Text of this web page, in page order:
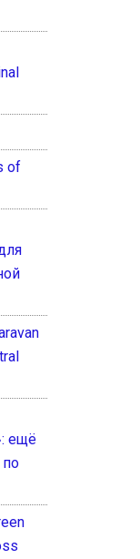
of
ещё